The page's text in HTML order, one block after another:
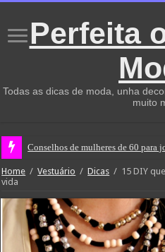
Perfeita
Todas as dicas de moda, unha
muito
Não te v
Home / Vestuário / Dicas / 15 DIY
vida